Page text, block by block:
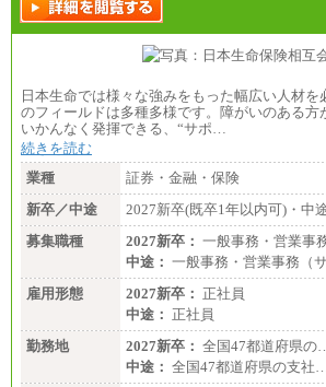
日本生命では様々な強みをもった幅広い人材を
のフィールドは多種多様です。障がいのある方
いかんなく発揮できる、“サポ…
続きを読む
業種
証券・金融・保険
新卒／中途
2027新卒(既卒1年以内可)・中
募集職種
2027新卒： 一般事務・営業事
中途： 一般事務・営業事務（
雇用形態
2027新卒： 正社員
中途： 正社員
勤務地
2027新卒： 全国47都道府県の
中途： 全国47都道府県の支社